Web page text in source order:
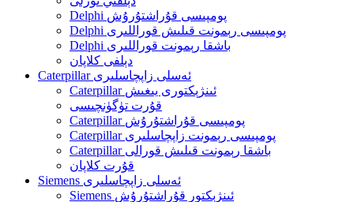
Delphi پومپىسى قۇراشتۇرۇش
Delphi پومپىسى رېمونت قىلىش قوراللىرى
Delphi باشقا رېمونت قوراللىرى
دېلفى كلاپان
Caterpillar ئەسلى زاپچاسلىرى
Caterpillar ئىنژېكتورى يىغىش
قۇرت تۈگۈنچىسى
Caterpillar پومپىسى قۇراشتۇرۇش
Caterpillar پومپىسى رېمونت زاپچاسلىرى
Caterpillar باشقا رېمونت قىلىش قورالى
قۇرت كلاپان
Siemens ئەسلى زاپچاسلىرى
Siemens ئىنژېكتور قۇراشتۇرۇش